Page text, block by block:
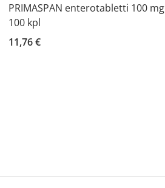
PRIMASPAN enterotabletti 100 mg
100 kpl
11,76 €